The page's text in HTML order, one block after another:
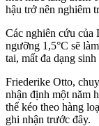
hậu trở nên nghiêm
Các nghiên cứu
ngưỡng 1,5°C sẽ
tai, mất đa dạng
Friederike Otto,
nhận định một năm
thể kéo theo hàng
ghi nhận trước đây.